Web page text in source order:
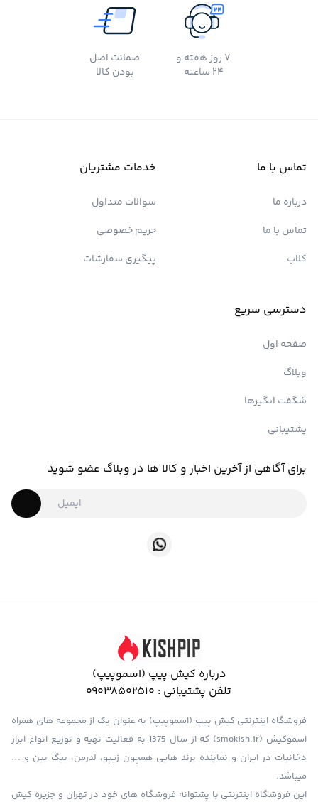
7 روز هفته و
24 ساعته
ضمانت اصل
بودن کالا
تماس با ما
درباره ما
تماس با ما
کلاب
خدمات مشتریان
سوالات متداول
حریم خصوصی
پیگیری سفارشات
دسترسی سریع
صفحه اول
وبلاگ
شگفت انگیزها
پشتیبانی
برای آگاهی از آخرین اخبار و کالا ها در وبلاگ عضو شوید
درباره کیش پیپ (اسموپیپ)
تلفن پشتیبانی : 09038502510
فروشگاه اینترنتی کیش پیپ (اسموپیپ) به عنوان یک از مجموعه های همراه
اسموکیش (smokish.ir) که از سال 1375 به فعالیت تهیه و توزیع انواع ابزار
دخانیات در ایران و نماینده برند هایی همچون زیپو، لدرمن، بیگ بین و …
میباشد.
این فروشگاه اینترنتی با پشتوانه فروشگاه های خود در تهران و جزیره کیش